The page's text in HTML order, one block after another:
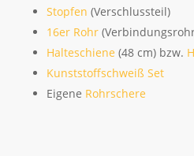
Stopfen (Verschlussteil)
16er Rohr
Halteschiene (48 cm) bzw.
Kunststoffschweiß Set
Eigene Rohrschere